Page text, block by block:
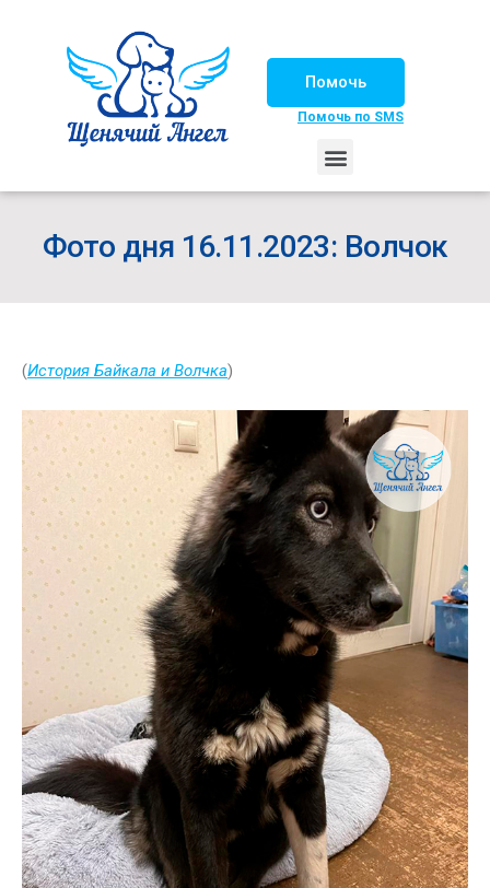
Помочь
Помочь по SMS
Фото дня 16.11.2023: Волчок
(История Байкала и Волчка)